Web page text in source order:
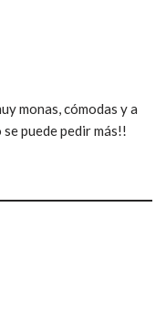
monas, cómodas y a
puede pedir más!!